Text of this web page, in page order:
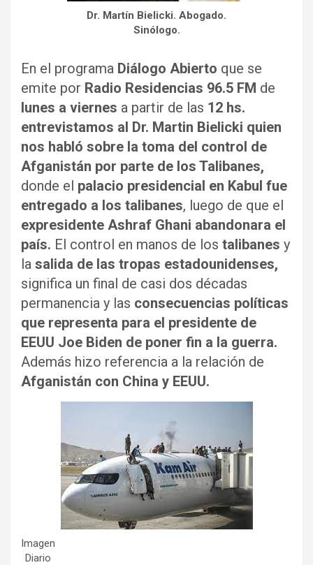
Dr. Martín Bielicki. Abogado.
Sinólogo.
En el programa Diálogo Abierto que se
emite por Radio Residencias 96.5 FM de
lunes a viernes a partir de las 12 hs.
entrevistamos al Dr. Martin Bielicki quien
nos habló sobre la toma del control de
Afganistán por parte de los Talibanes,
donde el palacio presidencial en Kabul fue
entregado a los talibanes, luego de que el
expresidente Ashraf Ghani abandonara el
país. El control en manos de los talibanes y
la salida de las tropas estadounidenses,
significa un final de casi dos décadas
permanencia y las consecuencias políticas
que representa para el presidente de
EEUU Joe Biden de poner fin a la guerra.
Además hizo referencia a la relación de
Afganistán con China y EEUU.
Imagen
Diario